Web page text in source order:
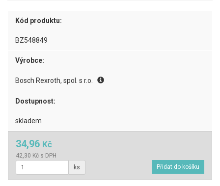
Kód produktu:
BZ548849
Výrobce:
Bosch Rexroth, spol. s r.o.
Dostupnost:
skladem
34,96 Kč
42,30 Kč s DPH
ks